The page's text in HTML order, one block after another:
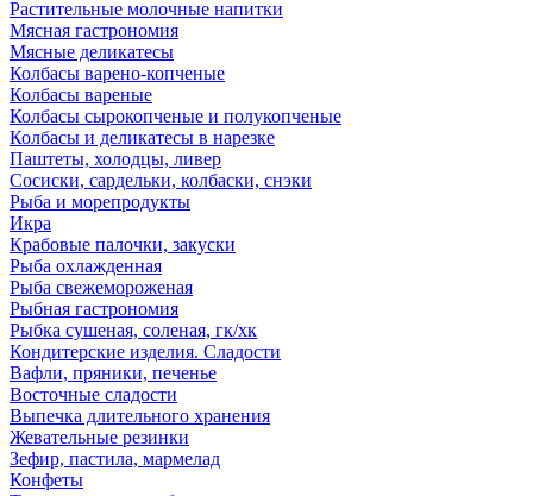
Растительные молочные напитки
Мясная гастрономия
Мясные деликатесы
Колбасы варено-копченые
Колбасы вареные
Колбасы сырокопченые и полукопченые
Колбасы и деликатесы в нарезке
Паштеты, холодцы, ливер
Сосиски, сардельки, колбаски, снэки
Рыба и морепродукты
Икра
Крабовые палочки, закуски
Рыба охлажденная
Рыба свежемороженая
Рыбная гастрономия
Рыбка сушеная, соленая, гк/хк
Кондитерские изделия. Сладости
Вафли, пряники, печенье
Восточные сладости
Выпечка длительного хранения
Жевательные резинки
Зефир, пастила, мармелад
Конфеты